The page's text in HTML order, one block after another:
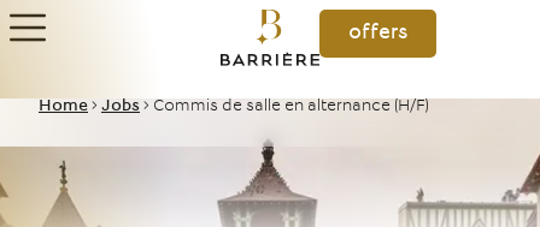
offers
Home > Jobs > Commis de salle en alternance (H/F)